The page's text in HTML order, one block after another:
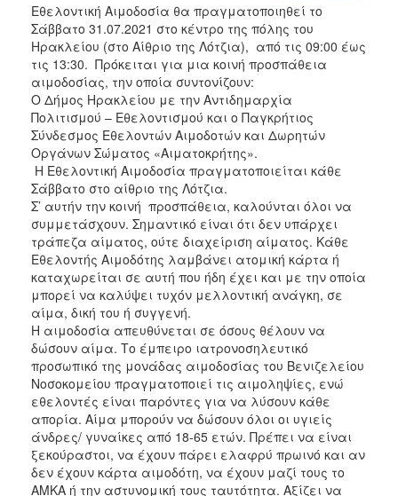
Εθελοντική Αιμοδοσία θα πραγματοποιηθεί το
Σάββατο 31.07.2021 στο κέντρο της πόλης του
Ηρακλείου (στο Αίθριο της Λότζια), από τις 09:00 έως
τις 13:30. Πρόκειται για μια κοινή προσπάθεια
αιμοδοσίας, την οποία συντονίζουν:
O Δήμος Ηρακλείου με την Αντιδημαρχία
Πολιτισμού – Εθελοντισμού και ο Παγκρήτιος
Σύνδεσμος Εθελοντών Αιμοδοτών και Δωρητών
Οργάνων Σώματος «Αιματοκρήτης».
Η Εθελοντική Αιμοδοσία πραγματοποιείται κάθε
Σάββατο στο αίθριο της Λότζια.
Σ’ αυτήν την κοινή προσπάθεια, καλούνται όλοι να
συμμετάσχουν. Σημαντικό είναι ότι δεν υπάρχει
τράπεζα αίματος, ούτε διαχείριση αίματος. Κάθε
Εθελοντής Αιμοδότης λαμβάνει ατομική κάρτα ή
καταχωρείται σε αυτή που ήδη έχει και με την οποία
μπορεί να καλύψει τυχόν μελλοντική ανάγκη, σε
αίμα, δική του ή συγγενή.
Η αιμοδοσία απευθύνεται σε όσους θέλουν να
δώσουν αίμα. Το έμπειρο ιατρονοσηλευτικό
προσωπικό της μονάδας αιμοδοσίας του Βενιζελείου
Νοσοκομείου πραγματοποιεί τις αιμοληψίες, ενώ
εθελοντές είναι παρόντες για να λύσουν κάθε
απορία. Αίμα μπορούν να δώσουν όλοι οι υγιείς
άνδρες/ γυναίκες από 18-65 ετών. Πρέπει να είναι
ξεκούραστοι, να έχουν πάρει ελαφρύ πρωινό και αν
δεν έχουν κάρτα αιμοδότη, να έχουν μαζί τους το
ΑΜΚΑ ή την αστυνομική τους ταυτότητα. Αξίζει να